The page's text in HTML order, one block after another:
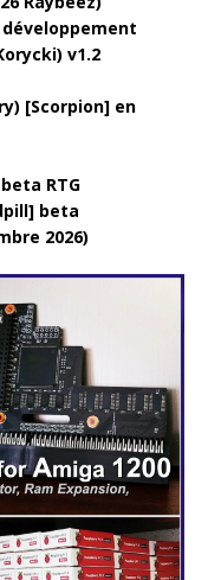
v1.2
[Scorpion] en
RTG
beta
2026)